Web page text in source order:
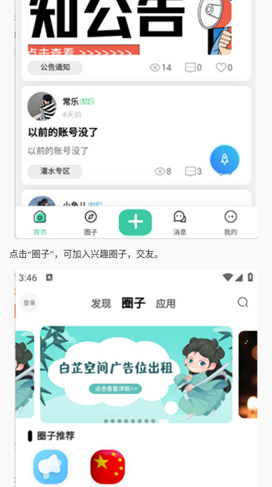
点击“圈子”，可加入兴趣圈子，交友。